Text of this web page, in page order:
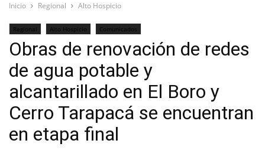
Inicio Regional Alto Hospicio
Regional Alto Hospicio Comunicados
Obras de renovación de redes
de agua potable y
alcantarillado en El Boro y
Cerro Tarapacá se encuentran
en etapa final